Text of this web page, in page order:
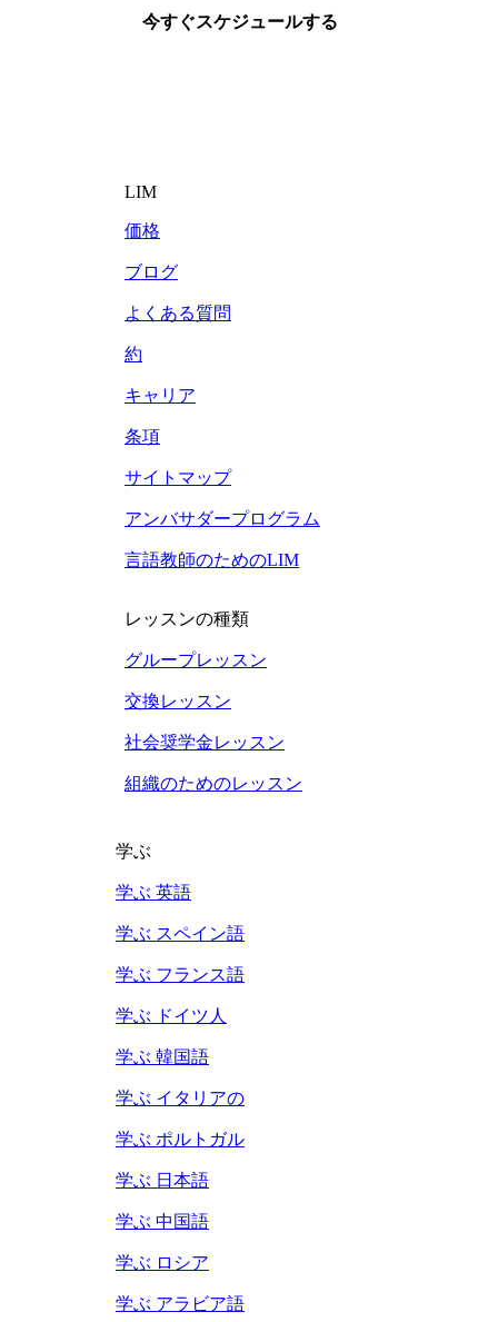
今すぐスケジュールする
LIM
価格
ブログ
よくある質問
約
キャリア
条項
サイトマップ
アンバサダープログラム
言語教師のためのLIM
レッスンの種類
グループレッスン
交換レッスン
社会奨学金レッスン
組織のためのレッスン
学ぶ
学ぶ 英語
学ぶ スペイン語
学ぶ フランス語
学ぶ ドイツ人
学ぶ 韓国語
学ぶ イタリアの
学ぶ ポルトガル
学ぶ 日本語
学ぶ 中国語
学ぶ ロシア
学ぶ アラビア語